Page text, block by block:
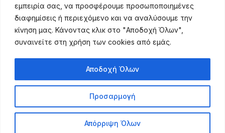
εμπειρία σας, να προσφέρουμε προσωποποιημένες
διαφημίσεις ή περιεχόμενο και να αναλύσουμε την
κίνηση μας. Κάνοντας κλικ στο "Αποδοχή Όλων",
συναινείτε στη χρήση των cookies από εμάς.
Προσαρμογή
Απόρριψη Όλων
Αποδοχή Όλων
(+30) 211 725 5427
sales@lightingexpert.gr
Χρήσιμες Σελίδες
Προϊόντα
Τρόποι Αποστολής